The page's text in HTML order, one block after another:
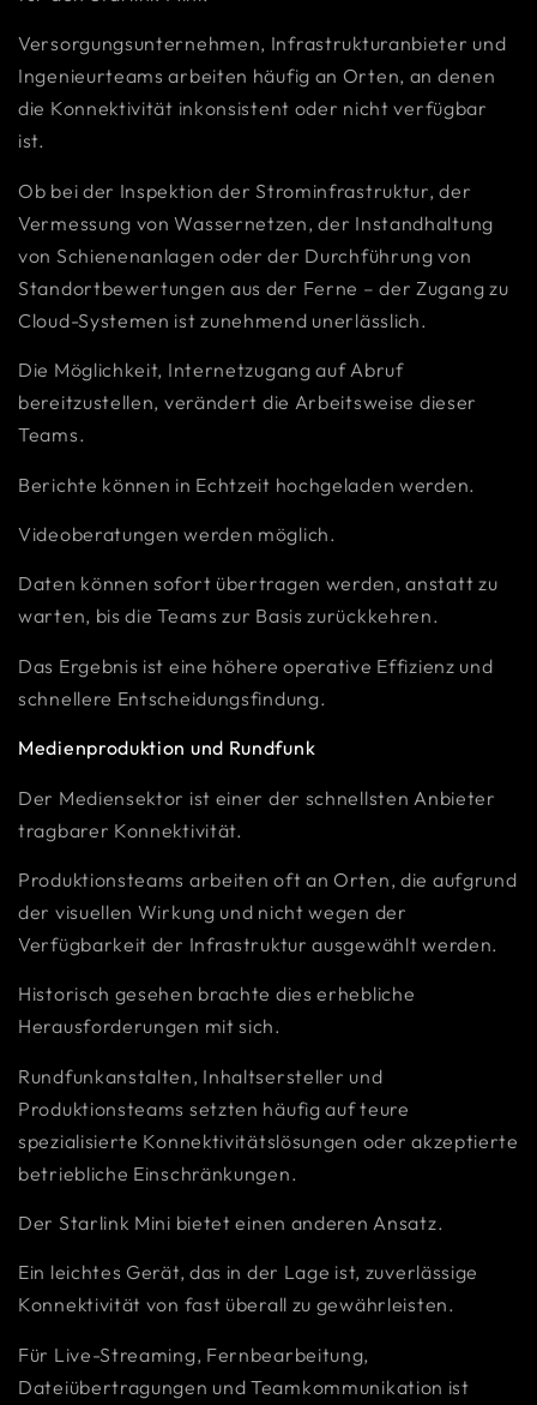
Versorgungsunternehmen, Infrastrukturanbieter und
Ingenieurteams arbeiten häufig an Orten, an denen
die Konnektivität inkonsistent oder nicht verfügbar
ist.
Ob bei der Inspektion der Strominfrastruktur, der
Vermessung von Wassernetzen, der Instandhaltung
von Schienenanlagen oder der Durchführung von
Standortbewertungen aus der Ferne – der Zugang zu
Cloud-Systemen ist zunehmend unerlässlich.
Die Möglichkeit, Internetzugang auf Abruf
bereitzustellen, verändert die Arbeitsweise dieser
Teams.
Berichte können in Echtzeit hochgeladen werden.
Videoberatungen werden möglich.
Daten können sofort übertragen werden, anstatt zu
warten, bis die Teams zur Basis zurückkehren.
Das Ergebnis ist eine höhere operative Effizienz und
schnellere Entscheidungsfindung.
Medienproduktion und Rundfunk
Der Mediensektor ist einer der schnellsten Anbieter
tragbarer Konnektivität.
Produktionsteams arbeiten oft an Orten, die aufgrund
der visuellen Wirkung und nicht wegen der
Verfügbarkeit der Infrastruktur ausgewählt werden.
Historisch gesehen brachte dies erhebliche
Herausforderungen mit sich.
Rundfunkanstalten, Inhaltsersteller und
Produktionsteams setzten häufig auf teure
spezialisierte Konnektivitätslösungen oder akzeptierte
betriebliche Einschränkungen.
Der Starlink Mini bietet einen anderen Ansatz.
Ein leichtes Gerät, das in der Lage ist, zuverlässige
Konnektivität von fast überall zu gewährleisten.
Für Live-Streaming, Fernbearbeitung,
Dateiübertragungen und Teamkommunikation ist